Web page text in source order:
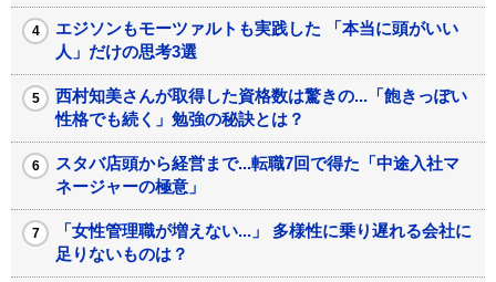
エジソンもモーツァルトも実践した 「本当に頭がいい
人」だけの思考3選
西村知美さんが取得した資格数は驚きの...「飽きっぽい
性格でも続く」勉強の秘訣とは？
スタバ店頭から経営まで...転職7回で得た「中途入社マ
ネージャーの極意」
「女性管理職が増えない...」 多様性に乗り遅れる会社に
足りないものは？